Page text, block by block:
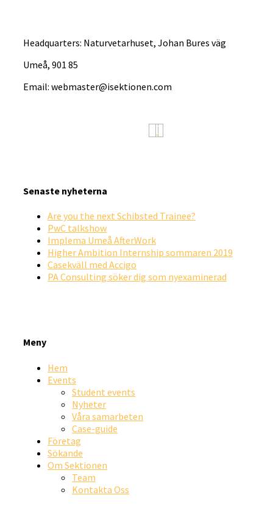
Headquarters: Naturvetarhuset, Johan Bures väg
Umeå, 901 85
Email: webmaster@isektionen.com
Senaste nyheterna
Are you the next Schibsted Trainee?
PwC talkshow
Implema Umeå AfterWork
Higher Ambition Internship sommaren 2019
Casekväll med Accigo
PA Consulting söker dig som nyexaminerad
Meny
Hem
Events
Student events
Nyheter
Våra samarbeten
Case-guide
Företag
Sökande
Om Sektionen
Team
Kontakta Oss